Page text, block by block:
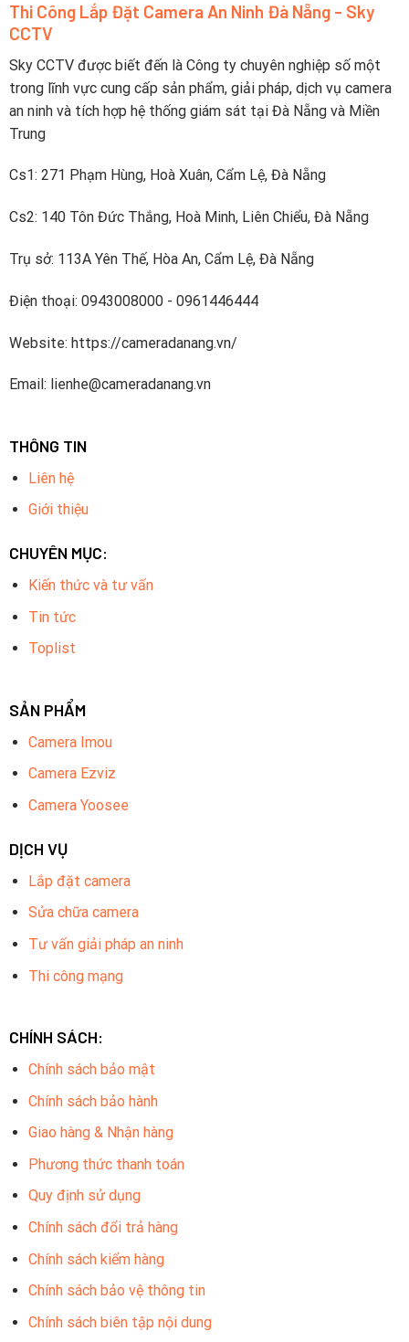
Thi Công Lắp Đặt Camera An Ninh Đà Nẵng - Sky
CCTV
Sky CCTV được biết đến là Công ty chuyên nghiệp số một
trong lĩnh vực cung cấp sản phẩm, giải pháp, dịch vụ camera
an ninh và tích hợp hệ thống giám sát tại Đà Nẵng và Miền
Trung
Cs1: 271 Phạm Hùng, Hoà Xuân, Cẩm Lệ, Đà Nẵng
Cs2: 140 Tôn Đức Thắng, Hoà Minh, Liên Chiểu, Đà Nẵng
Trụ sở: 113A Yên Thế, Hòa An, Cẩm Lệ, Đà Nẵng
Điện thoại: 0943008000 - 0961446444
Website: https://cameradanang.vn/
Email: lienhe@cameradanang.vn
THÔNG TIN
Liên hệ
Giới thiệu
CHUYÊN MỤC:
Kiến thức và tư vấn
Tin tức
Toplist
SẢN PHẨM
Camera Imou
Camera Ezviz
Camera Yoosee
DỊCH VỤ
Lắp đặt camera
Sửa chữa camera
Tư vấn giải pháp an ninh
Thi công mạng
CHÍNH SÁCH:
Chính sách bảo mật
Chính sách bảo hành
Giao hàng & Nhận hàng
Phương thức thanh toán
Quy định sử dụng
Chính sách đổi trả hàng
Chính sách kiểm hàng
Chính sách bảo vệ thông tin
Chính sách biên tập nội dung